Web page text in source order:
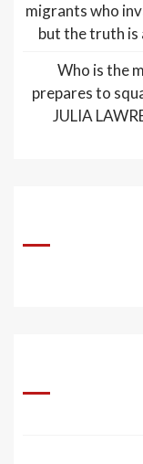
migrants who
but the truth is
Who is the
prepares to
JULIA